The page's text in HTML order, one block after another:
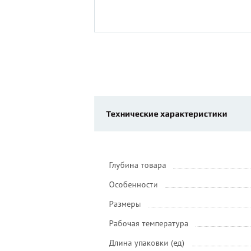
Технические характеристики
Глубина товара
Особенности
Размеры
Рабочая температура
Длина упаковки (ед)